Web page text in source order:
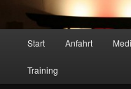
Start Anfahrt
Training